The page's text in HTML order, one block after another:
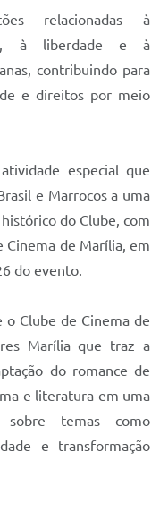
relacionadas à
à liberdade e à
contribuindo para
e direitos por meio
especial que
e Marrocos a uma
do Clube, com
Cinema de Marília, em
do evento.
Clube de Cinema de
Marília que traz a
do romance de
e literatura em uma
temas como
e transformação